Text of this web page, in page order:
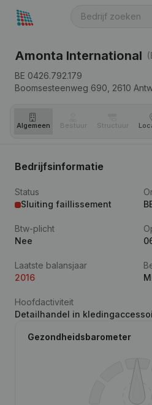
Amonta International
BE 0426.792.179
Boomsesteenweg 690, 2610
Algemeen Bestuur Structuur
Bedrijfsinformatie
Status
Sluiting faillissement
Btw-plicht
Nee
Laatste balansjaar
2016
Hoofdactiviteit
Detailhandel in
Gezondheidsbarometer